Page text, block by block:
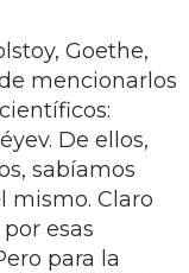
Goethe,
mencionarlos
De ellos,
sabíamos
mismo. Claro
esas
para la